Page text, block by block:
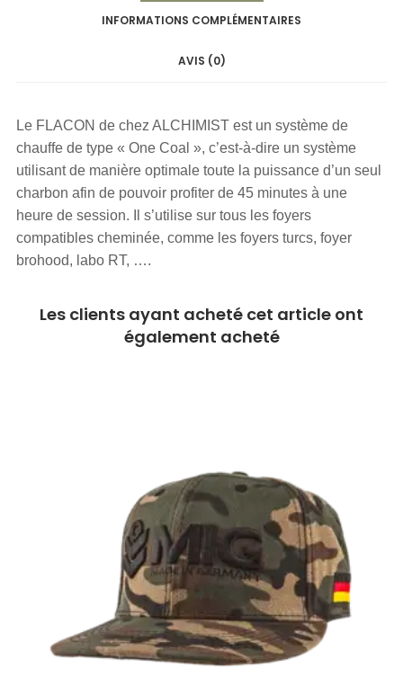
INFORMATIONS COMPLÉMENTAIRES
AVIS (0)
Le FLACON de chez ALCHIMIST est un système de
chauffe de type « One Coal », c’est-à-dire un système
utilisant de manière optimale toute la puissance d’un seul
charbon afin de pouvoir profiter de 45 minutes à une
heure de session. Il s’utilise sur tous les foyers
compatibles cheminée, comme les foyers turcs, foyer
brohood, labo RT, ….
Les clients ayant acheté cet article ont
également acheté